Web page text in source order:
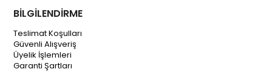
BİLGİLENDİRME
Teslimat Koşulları
Güvenli Alışveriş
Üyelik İşlemleri
Garanti Şartları